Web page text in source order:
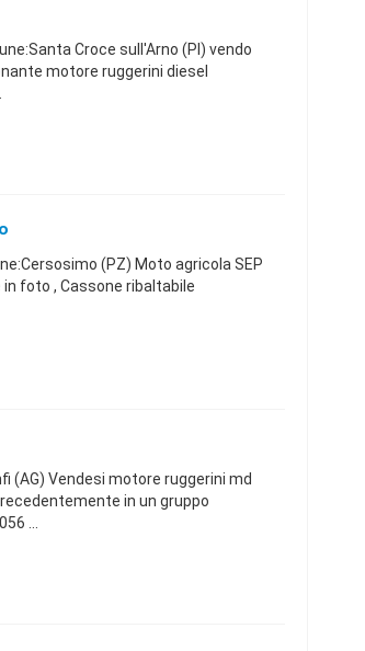
Croce sull'Arno (PI) vendo
motore ruggerini diesel
(PZ) Moto agricola SEP
in foto , Cassone ribaltabile
(AG) Vendesi motore ruggerini md
in un gruppo
...